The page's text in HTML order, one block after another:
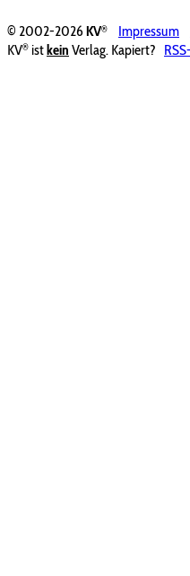
© 2002-2026KV® Impressum
KV® istkein Verlag. Kapiert?